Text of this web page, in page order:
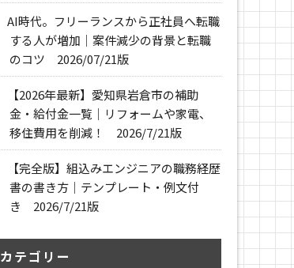
AI時代。フリーランスから正社員へ転職
する人が増加｜案件減少の背景と転職
のコツ 2026/07/21版
【2026年最新】愛知県岩倉市の補助
金・給付金一覧｜リフォームや家電、
移住費用を削減！ 2026/7/21版
【完全版】組込みエンジニアの職務経歴
書の書き方｜テンプレート・例文付
き 2026/7/21版
カテゴリー